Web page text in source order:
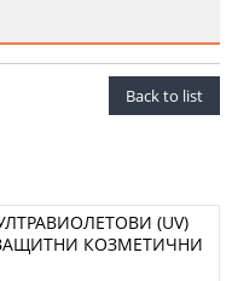
Back to list
(UV)
КОЗМЕТИЧНИ